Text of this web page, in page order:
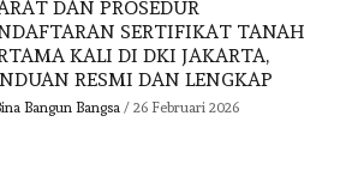
DAN PROSEDUR
SERTIFIKAT TANAH
KALI DI DKI JAKARTA,
RESMI DAN LENGKAP
Bangun Bangsa/ 26 Februari 2026